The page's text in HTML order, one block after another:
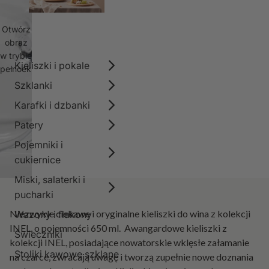
Kieliszki i pokale
Szklanki
Karafki i dzbanki
Patery
Pojemniki i
cukiernice
Miski, salaterki i
pucharki
Wazony i flakony
Świeczniki
Stoliki kawowe szklane
Otwórz
obraz
w trybie
pełnoekranowym
Niezwykle ciekawe i oryginalne kieliszki do wina z kolekcji
INEL, o pojemności 650 ml. Awangardowe kieliszki z
kolekcji INEL, posiadające nowatorskie wklęsłe załamanie
na czarce, zwracają uwagę i tworzą zupełnie nowe doznania